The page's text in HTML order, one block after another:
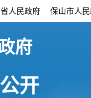
人民政府 保山市人
府
开